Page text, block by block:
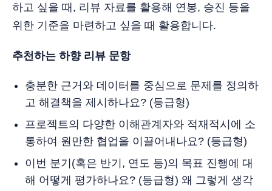
하고 싶을 때, 리뷰 자료를 활용해 연봉, 승진 등을
위한 기준을 마련하고 싶을 때 활용합니다.
추천하는 하향 리뷰 문항
충분한 근거와 데이터를 중심으로 문제를 정의하
고 해결책을 제시하나요? (등급형)
프로젝트의 다양한 이해관계자와 적재적시에 소
통하여 원만한 협업을 이끌어내나요? (등급형)
이번 분기(혹은 반기, 연도 등)의 목표 진행에 대
해 어떻게 평가하나요? (등급형) 왜 그렇게 생각